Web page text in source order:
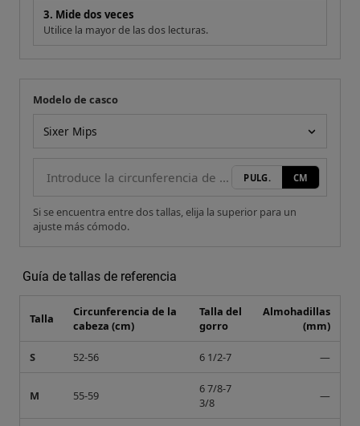
3. Mide dos veces
Utilice la mayor de las dos lecturas.
Tu medida
Modelo de casco
PULG. CM
Si se encuentra entre dos tallas, elija la superior para un
ajuste más cómodo.
Guía de tallas de referencia
Talla
Circunferencia de la
cabeza (cm)
Talla del
gorro
Almohadillas
(mm)
S 52-56 6 1/2-7 —
M 55-59
6 7/8-7
3/8
—